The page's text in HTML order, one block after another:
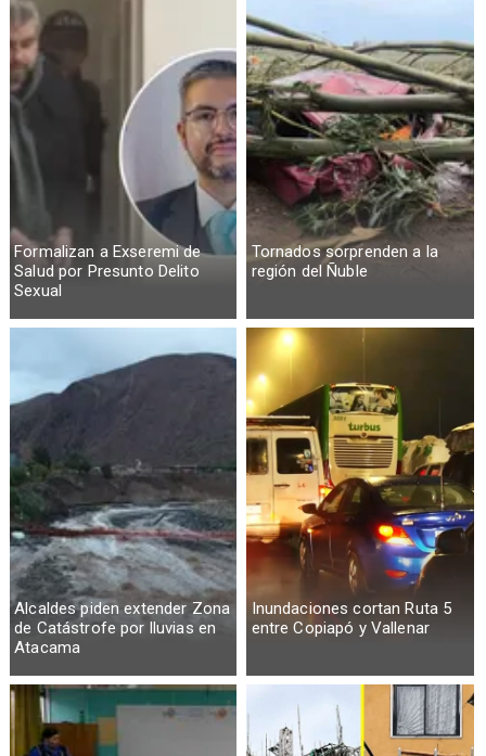
Formalizan a Exseremi de
Salud por Presunto Delito
Sexual
Tornados sorprenden a la
región del Ñuble
Alcaldes piden extender Zona
de Catástrofe por lluvias en
Atacama
Inundaciones cortan Ruta 5
entre Copiapó y Vallenar